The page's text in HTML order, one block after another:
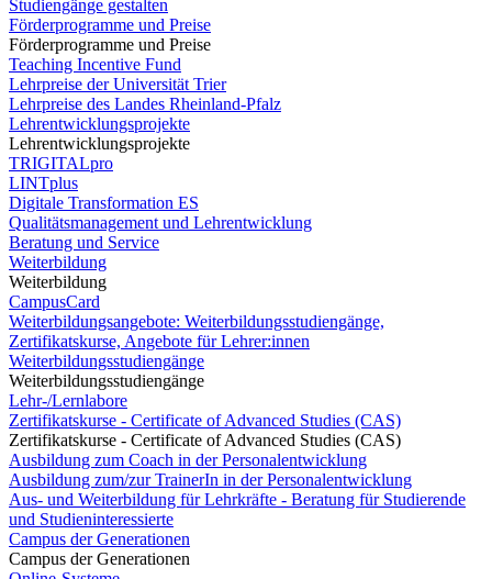
Studiengänge gestalten
Förderprogramme und Preise
Förderprogramme und Preise
Teaching Incentive Fund
Lehrpreise der Universität Trier
Lehrpreise des Landes Rheinland-Pfalz
Lehrentwicklungsprojekte
Lehrentwicklungsprojekte
TRIGITALpro
LINTplus
Digitale Transformation ES
Qualitätsmanagement und Lehrentwicklung
Beratung und Service
Weiterbildung
Weiterbildung
CampusCard
Weiterbildungsangebote: Weiterbildungsstudiengänge,
Zertifikatskurse, Angebote für Lehrer:innen
Weiterbildungsstudiengänge
Weiterbildungsstudiengänge
Lehr-/Lernlabore
Zertifikatskurse - Certificate of Advanced Studies (CAS)
Zertifikatskurse - Certificate of Advanced Studies (CAS)
Ausbildung zum Coach in der Personalentwicklung
Ausbildung zum/zur TrainerIn in der Personalentwicklung
Aus- und Weiterbildung für Lehrkräfte - Beratung für Studierende
und Studieninteressierte
Campus der Generationen
Campus der Generationen